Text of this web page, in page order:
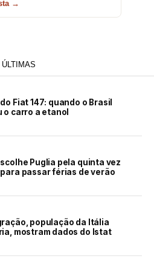
→
ÚLTIMAS
Fiat 147: quando o Brasil
o carro a etanol
Puglia pela quinta vez
passar férias de verão
população da Itália
mostram dados do Istat